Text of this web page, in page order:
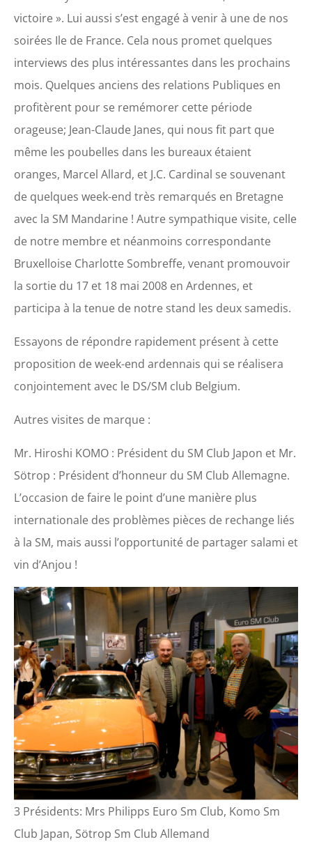
victoire ». Lui aussi s’est engagé à venir à une de nos
soirées Ile de France. Cela nous promet quelques
interviews des plus intéressantes dans les prochains
mois. Quelques anciens des relations Publiques en
profitèrent pour se remémorer cette période
orageuse; Jean-Claude Janes, qui nous fit part que
même les poubelles dans les bureaux étaient
oranges, Marcel Allard, et J.C. Cardinal se souvenant
de quelques week-end très remarqués en Bretagne
avec la SM Mandarine ! Autre sympathique visite, celle
de notre membre et néanmoins correspondante
Bruxelloise Charlotte Sombreffe, venant promouvoir
la sortie du 17 et 18 mai 2008 en Ardennes, et
participa à la tenue de notre stand les deux samedis.
Essayons de répondre rapidement présent à cette
proposition de week-end ardennais qui se réalisera
conjointement avec le DS/SM club Belgium.
Autres visites de marque :
Mr. Hiroshi KOMO : Président du SM Club Japon et Mr.
Sötrop : Président d’honneur du SM Club Allemagne.
L’occasion de faire le point d’une manière plus
internationale des problèmes pièces de rechange liés
à la SM, mais aussi l’opportunité de partager salami et
vin d’Anjou !
3 Présidents: Mrs Philipps Euro Sm Club, Komo Sm
Club Japan, Sötrop Sm Club Allemand